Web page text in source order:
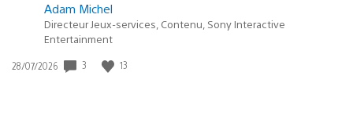
Adam Michel
Directeur Jeux-services, Contenu, Sony Interactive
Entertainment
Date
28/07/2026 3 13